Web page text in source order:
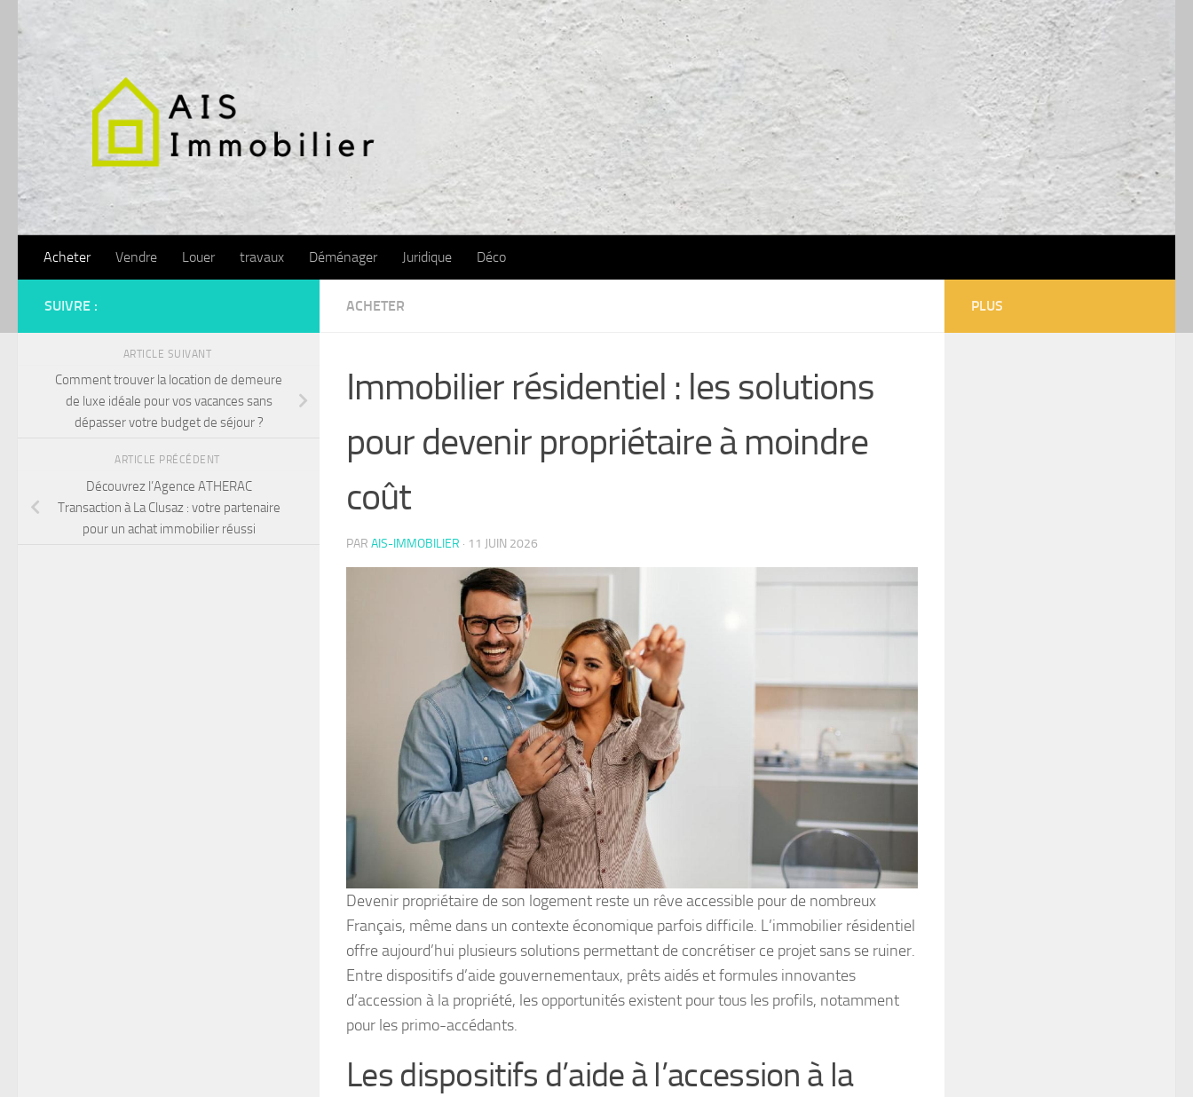
Skip to content
Acheter Vendre Louer travaux Déménager Juridique Déco
ACHETER
Immobilier résidentiel : les solutions
pour devenir propriétaire à moindre
coût
PAR AIS-IMMOBILIER · 11 JUIN 2026
Devenir propriétaire de son logement reste un rêve accessible pour de nombreux
Français, même dans un contexte économique parfois difficile. L’immobilier résidentiel
offre aujourd’hui plusieurs solutions permettant de concrétiser ce projet sans se ruiner.
Entre dispositifs d’aide gouvernementaux, prêts aidés et formules innovantes
d’accession à la propriété, les opportunités existent pour tous les profils, notamment
pour les primo-accédants.
Les dispositifs d’aide à l’accession à la
SUIVRE :
ARTICLE SUIVANT
Comment trouver la location de demeure
de luxe idéale pour vos vacances sans
dépasser votre budget de séjour ?
ARTICLE PRÉCÉDENT
Découvrez l’Agence ATHERAC
Transaction à La Clusaz : votre partenaire
pour un achat immobilier réussi
PLUS